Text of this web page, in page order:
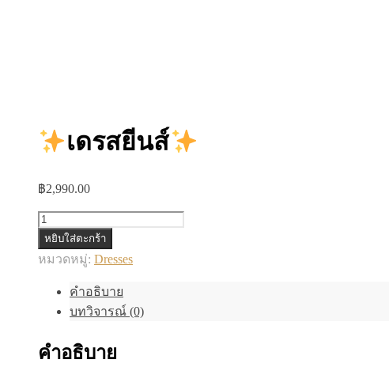
เดรสยีนส์
฿2,990.00
จำนวน
เด
ชิ้น
หยิบใส่ตะกร้า
หมวดหมู่: Dresses
คำอธิบาย
บทวิจารณ์ (0)
คำอธิบาย